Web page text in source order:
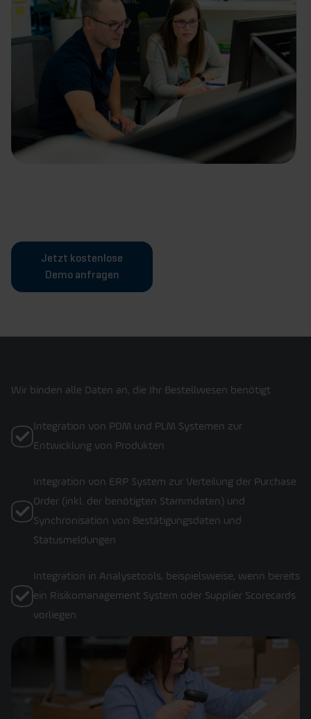
Jetzt kostenlose
Demo anfragen
Wir binden alle Daten an, die Ihr Bestellwesen benötigt
Integration von PDM und PLM Systemen zur
Entwicklung von Produkten
Integration von ERP System zur Verteilung der Purchase
Order (inkl. der benötigten Stammdaten) und
Synchronisation von Bestätigungsdaten und
Statusmeldungen
Integration in Analysetools, beispielsweise, wenn bereits
ein Risikomanagement System oder Supplier Scorecards
vorliegen